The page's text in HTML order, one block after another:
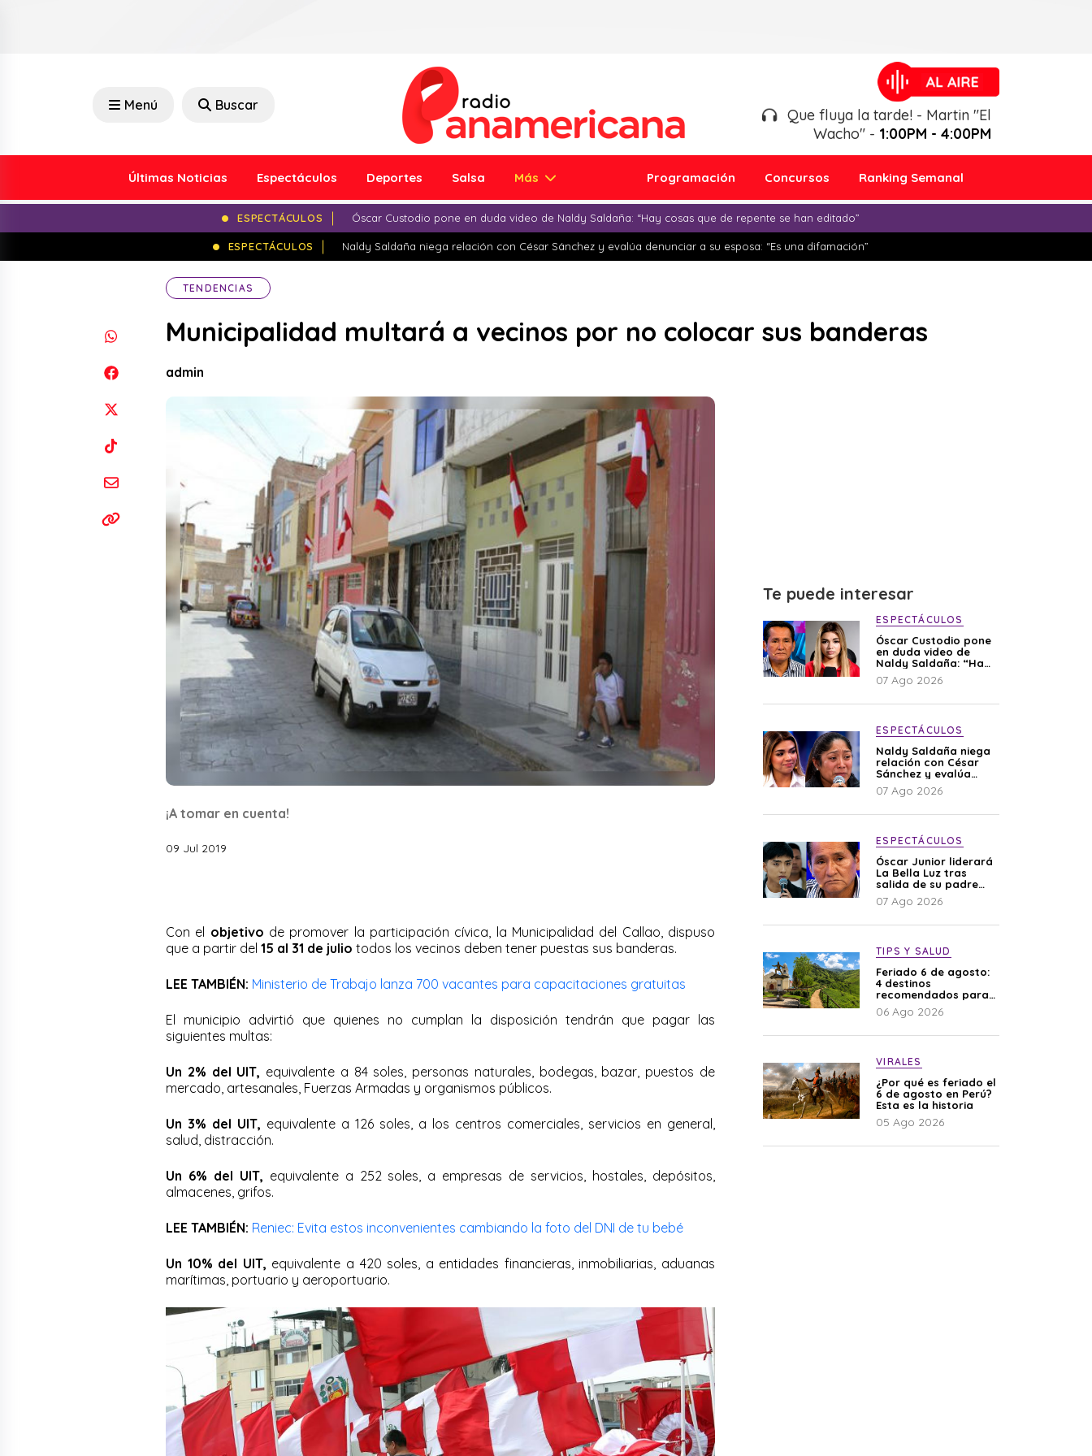
Menú Buscar
Que fluya la tarde! - Martin "El
Wacho" - 1:00PM - 4:00PM
Últimas Noticias Espectáculos Deportes Salsa Más Programación Concursos Ranking Semanal
ESPECTÁCULOS Óscar Custodio pone en duda video de Naldy Saldaña: “Hay cosas que de repente se han editado”
ESPECTÁCULOS Naldy Saldaña niega relación con César Sánchez y evalúa denunciar a su esposa: “Es una difamación”
TENDENCIAS
Municipalidad multará a vecinos por no colocar sus banderas
admin
¡A tomar en cuenta!
09 Jul 2019
Con el objetivo de promover la participación cívica, la Municipalidad del Callao, dispuso
que a partir del 15 al 31 de julio todos los vecinos deben tener puestas sus banderas.
LEE TAMBIÉN: Ministerio de Trabajo lanza 700 vacantes para capacitaciones gratuitas
El municipio advirtió que quienes no cumplan la disposición tendrán que pagar las
siguientes multas:
Un 2% del UIT, equivalente a 84 soles, personas naturales, bodegas, bazar, puestos de
mercado, artesanales, Fuerzas Armadas y organismos públicos.
Un 3% del UIT, equivalente a 126 soles, a los centros comerciales, servicios en general,
salud, distracción.
Un 6% del UIT, equivalente a 252 soles, a empresas de servicios, hostales, depósitos,
almacenes, grifos.
LEE TAMBIÉN: Reniec: Evita estos inconvenientes cambiando la foto del DNI de tu bebé
Un 10% del UIT, equivalente a 420 soles, a entidades financieras, inmobiliarias, aduanas
marítimas, portuario y aeroportuario.
Te puede interesar
ESPECTÁCULOS
Óscar Custodio pone
en duda video de
Naldy Saldaña: “Hay
cosas que de repente
se han editado”
07 Ago 2026
ESPECTÁCULOS
Naldy Saldaña niega
relación con César
Sánchez y evalúa
denunciar a su
esposa: “Es una
07 Ago 2026
ESPECTÁCULOS
Óscar Junior liderará
La Bella Luz tras
salida de su padre
por polémica con
Naldy Saldaña
07 Ago 2026
TIPS Y SALUD
Feriado 6 de agosto:
4 destinos
recomendados para
disfrutar el descanso
06 Ago 2026
VIRALES
¿Por qué es feriado el
6 de agosto en Perú?
Esta es la historia
05 Ago 2026